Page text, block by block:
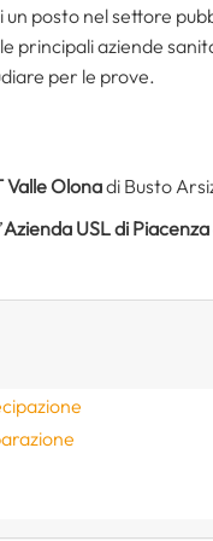
posto nel settore
principali aziende
per le prove.
Valle Olonadi Busto
Azienda USL di Piacenza